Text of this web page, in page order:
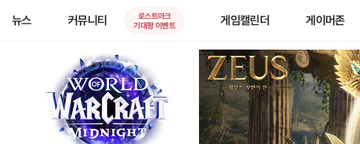
뉴스 커뮤니티
로스트아크
기대평 이벤트
게임캘린더 게이머존